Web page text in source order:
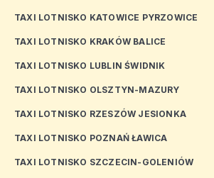
TAXI LOTNISKO KATOWICE PYRZOWICE
TAXI LOTNISKO KRAKÓW BALICE
TAXI LOTNISKO LUBLIN ŚWIDNIK
TAXI LOTNISKO OLSZTYN-MAZURY
TAXI LOTNISKO RZESZÓW JESIONKA
TAXI LOTNISKO POZNAŃ ŁAWICA
TAXI LOTNISKO SZCZECIN-GOLENIÓW